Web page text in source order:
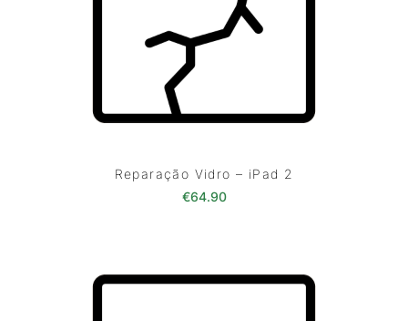
Reparação Vidro – iPad 2
€64.90